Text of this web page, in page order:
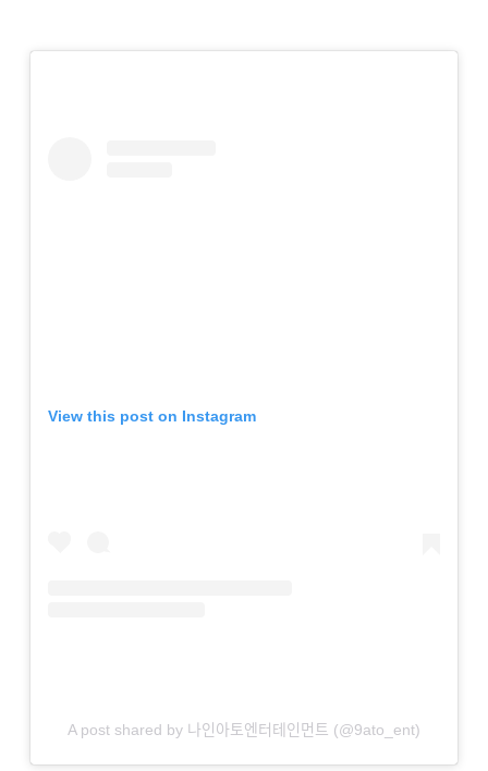
View this post on Instagram
A post shared by 나인아토엔터테인먼트 (@9ato_ent)